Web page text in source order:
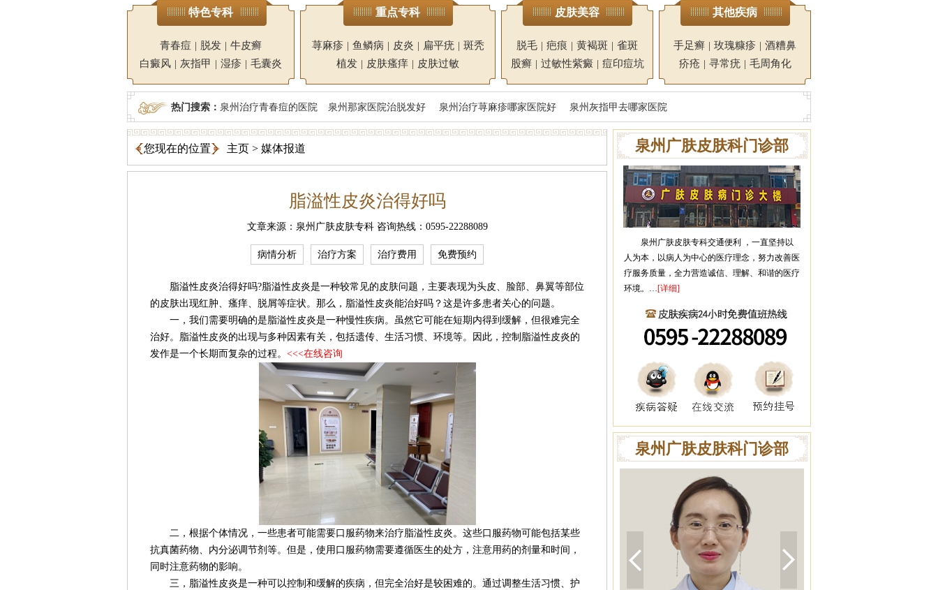
特色专科
青春痘 | 脱发 | 牛皮癣
白癜风 | 灰指甲 | 湿疹 | 毛囊炎
重点专科
荨麻疹 | 鱼鳞病 | 皮炎 | 扁平疣 | 斑秃
植发 | 皮肤瘙痒 | 皮肤过敏
皮肤美容
脱毛 | 疤痕 | 黄褐斑 | 雀斑
股癣 | 过敏性紫癜 | 痘印痘坑
其他疾病
手足癣 | 玫瑰糠疹 | 酒糟鼻
疥疮 | 寻常疣 | 毛周角化
热门搜索： 泉州治疗青春痘的医院 泉州那家医院治脱发好 泉州治疗荨麻疹哪家医院好 泉州灰指甲去哪家医院
您现在的位置 主页 > 媒体报道
脂溢性皮炎治得好吗
文章来源：泉州广肤皮肤专科 咨询热线：0595-22288089
病情分析 治疗方案 治疗费用 免费预约
脂溢性皮炎治得好吗?脂溢性皮炎是一种较常见的皮肤问题，主要表现为头皮、脸部、鼻翼等部位
的皮肤出现红肿、瘙痒、脱屑等症状。那么，脂溢性皮炎能治好吗？这是许多患者关心的问题。
一，我们需要明确的是脂溢性皮炎是一种慢性疾病。虽然它可能在短期内得到缓解，但很难完全
治好。脂溢性皮炎的出现与多种因素有关，包括遗传、生活习惯、环境等。因此，控制脂溢性皮炎的
发作是一个长期而复杂的过程。 <<<在线咨询
二，根据个体情况，一些患者可能需要口服药物来治疗脂溢性皮炎。这些口服药物可能包括某些
抗真菌药物、内分泌调节剂等。但是，使用口服药物需要遵循医生的处方，注意用药的剂量和时间，
同时注意药物的影响。
三，脂溢性皮炎是一种可以控制和缓解的疾病，但完全治好是较困难的。通过调整生活习惯、护
泉州广肤皮肤科门诊部
泉州广肤皮肤专科交通便利 ，一直坚持以
人为本，以病人为中心的医疗理念，努力改善医
疗服务质量，全力营造诚信、理解、和谐的医疗
环境。…[详细]
泉州广肤皮肤科门诊部